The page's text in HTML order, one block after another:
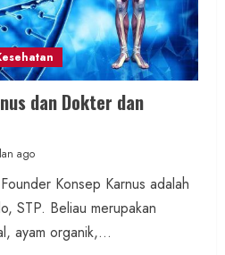
dan Dokter dan
ago
Konsep Karnus adalah
STP. Beliau merupakan
ayam organik,...